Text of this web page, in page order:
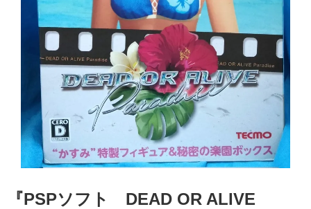
『PSPソフト DEAD OR ALIVE